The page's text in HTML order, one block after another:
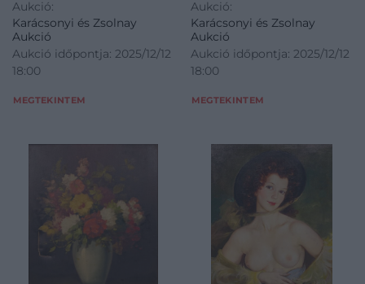
Aukció:
Karácsonyi és Zsolnay
Aukció
Aukció időpontja: 2025/12/12
18:00
MEGTEKINTEM
Aukció:
Karácsonyi és Zsolnay
Aukció
Aukció időpontja: 2025/12/12
18:00
MEGTEKINTEM